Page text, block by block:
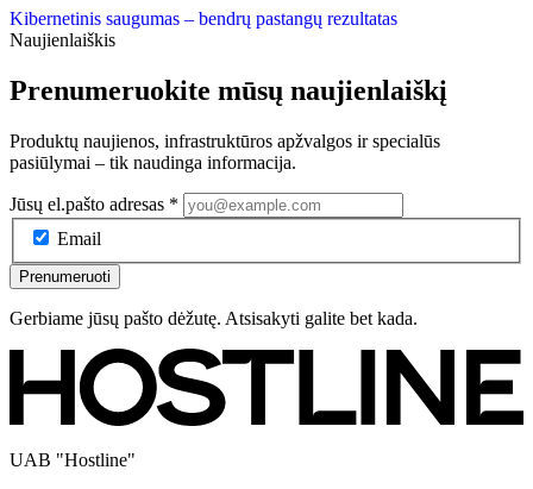
Kibernetinis saugumas – bendrų pastangų rezultatas
Naujienlaiškis
Prenumeruokite mūsų naujienlaiškį
Produktų naujienos, infrastruktūros apžvalgos ir specialūs
pasiūlymai – tik naudinga informacija.
Jūsų el.pašto adresas *
Email
Prenumeruoti
Gerbiame jūsų pašto dėžutę. Atsisakyti galite bet kada.
UAB "Hostline"